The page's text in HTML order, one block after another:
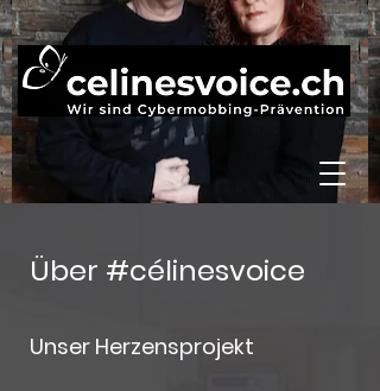
Über #célinesvoice
Unser Herzensprojekt